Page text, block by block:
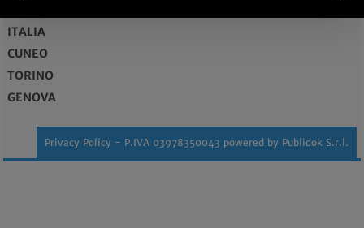
ITALIA
CUNEO
TORINO
GENOVA
Privacy Policy - P.IVA 03978350043 powered by Publidok S.r.l.